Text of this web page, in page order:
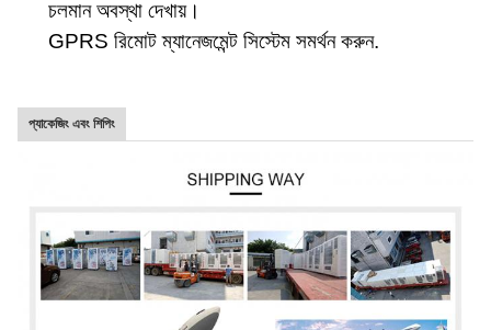
চলমান অবস্থা দেখায়।
GPRS রিমোট ম্যানেজমেন্ট সিস্টেম সমর্থন করুন.
প্যাকেজিং এবং শিপিং